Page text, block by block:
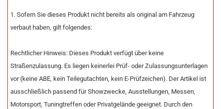
1. Sofern Sie dieses Produkt nicht bereits als original am Fahrzeug
verbaut haben, gilt folgendes:
Rechtlicher Hinweis: Dieses Produkt verfügt über keine
Straßenzulassung. Es liegen keinerlei Prüf- oder Zulassungsunterlagen
vor (keine ABE, kein Teilegutachten, kein E-Prüfzeichen). Der Artikel ist
ausschließlich passend für Showzwecke, Ausstellungen, Messen,
Motorsport, Tuningtreffen oder Privatgelände geeignet. Durch den